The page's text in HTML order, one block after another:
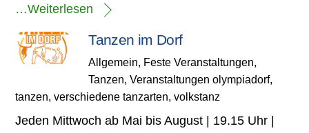
…Weiterlesen
Tanzen im Dorf
Allgemein, Feste Veranstaltungen,
Tanzen,Veranstaltungen olympiadorf,
tanzen,verschiedene tanzarten,volkstanz
Jeden Mittwoch ab Mai bis August | 19.15 Uhr |